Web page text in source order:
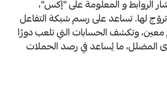
الروابط و المعلومة على "إكس"،
لها. تساعد على رسم شبكة التفاعل
وتكشف الحسابات التي تلعب دورًا
المضلل، ما يُساعد في رصد الحملات